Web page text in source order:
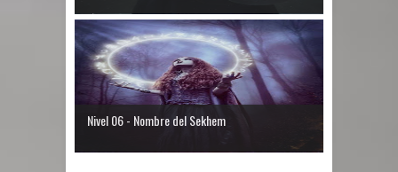
Nivel 06 - Nombre del Sekhem